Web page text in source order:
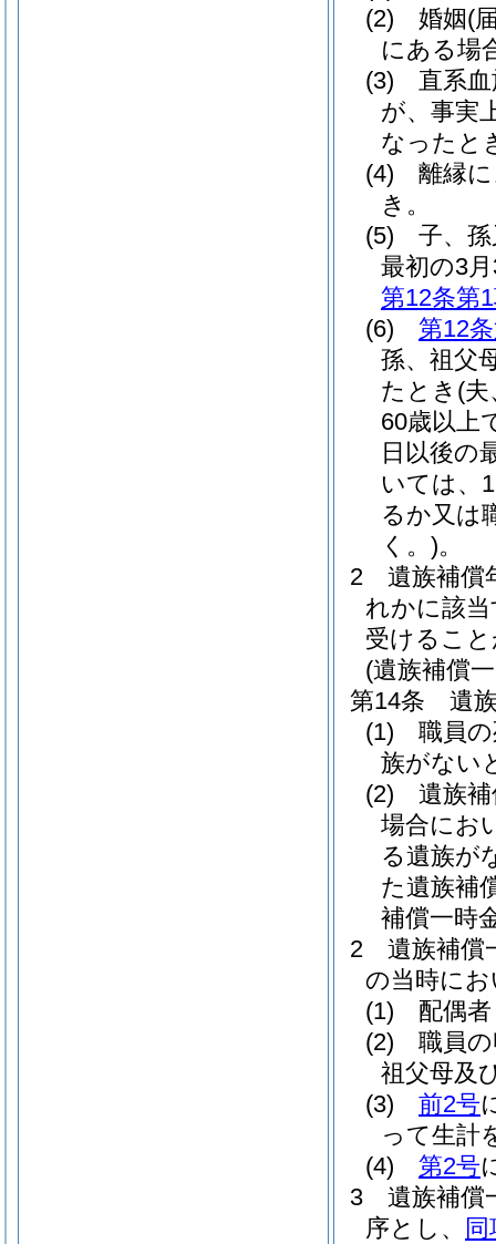
(2)
婚姻(
にある場
(3)
直系
が、事実
なったと
(4)
離縁
き。
(5)
子、
最初の3
第12条第
(6)
第12
孫、祖父
たとき (
60歳以上
日以後の
いては、
るか又は
く。)。
2
遺族補償
れかに該
受けるこ
(遺族補償
第14条
遺
(1)
職員
族がない
(2)
遺族
場合にお
る遺族が
た遺族補
補償一時
2
遺族補償
の当時に
(1)
配偶者
(2)
職員
祖父母及
(3)
前2号
って生計
(4)
第2号
3
遺族補償
序とし、